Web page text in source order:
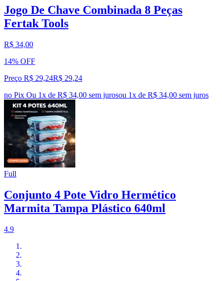
Jogo De Chave Combinada 8 Peças
Fertak Tools
R$ 34,00
14% OFF
Preço R$ 29,24R$ 29,24
no Pix Ou 1x de R$ 34,00 sem jurosou 1x de R$ 34,00 sem juros
Full
Conjunto 4 Pote Vidro Hermético
Marmita Tampa Plástico 640ml
4.9